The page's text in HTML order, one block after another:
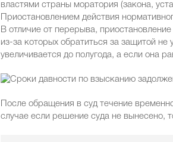
властями страны моратория (закона,
Приостановлением действия
В отличие от перерыва,
из-за которых обратиться за защитой
увеличивается до полугода, а если она
После обращения в суд течение
случае если решение суда не вынесено,